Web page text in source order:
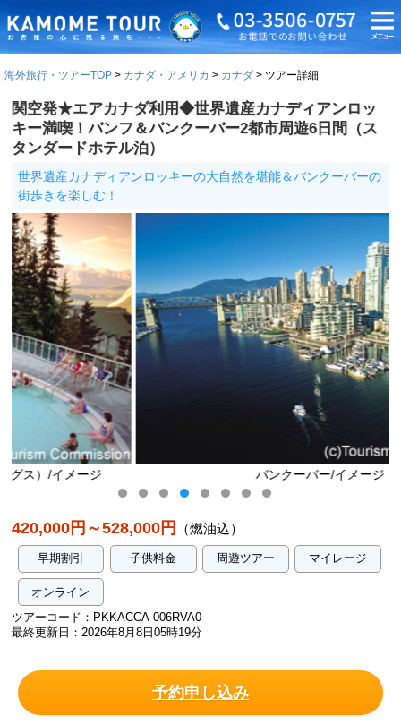
海外旅行・ツアーTOP カナダ・アメリカ カナダ ツアー詳細
関空発★エアカナダ利用◆世界遺産カナディアンロッ
キー満喫！バンフ＆バンクーバー2都市周遊6日間（ス
タンダードホテル泊）
世界遺産カナディアンロッキーの大自然を堪能＆バンクーバーの
街歩きを楽しむ！
バンクーバー/イメージ
420,000円～528,000円 （燃油込）
早期割引 子供料金 周遊ツアー マイレージ
オンライン
ツアーコード：PKKACCA-006RVA0
最終更新日：2026年8月8日05時19分
予約申し込み